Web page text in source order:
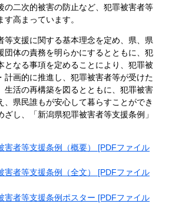
の二次的被害の防止など、犯罪被害者等
高まっています。
支援に関する基本理念を定め、県、県
団体の責務を明らかにするとともに、犯
となる事項を定めることにより、犯罪被
計画的に推進し、犯罪被害者等が受けた
生活の再構築を図るとともに、犯罪被害
、県民誰もが安心して暮らすことができ
ざし、「新潟県犯罪被害者等支援条例」
害者等支援条例（概要） [PDFファイル
害者等支援条例（全文） [PDFファイル
害者等支援条例ポスター [PDFファイル